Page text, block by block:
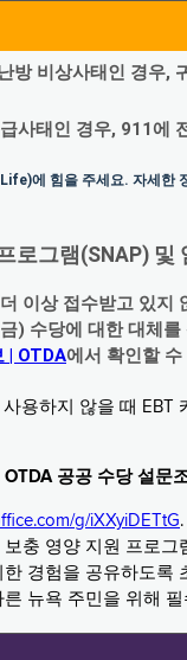
방 비상사태인 경우,
사태인 경우, 911에
에 힘을 주세요. 자세한
로그램(SNAP)
이상 접수받고 있지
) 수당에 대한 대체를
| OTDA에서 확인할
용하지 않을 때 EBT
공공 수당 설문
g/iXXyiDETtG.
충 영양 지원 프로그
경험을 공유하도
뉴욕 주민을 위해